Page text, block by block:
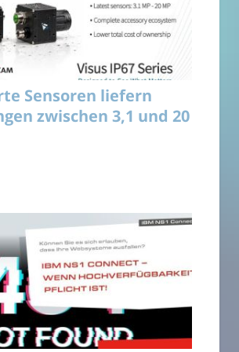
Sensoren liefern
zwischen 3,1 und 20